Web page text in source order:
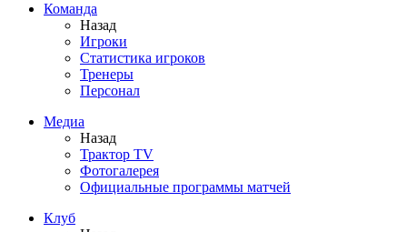
Команда
Назад
Игроки
Статистика игроков
Тренеры
Персонал
Медиа
Назад
Трактор TV
Фотогалерея
Официальные программы матчей
Клуб